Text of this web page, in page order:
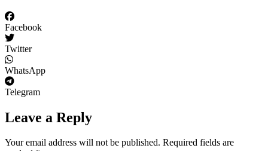
Facebook
Twitter
WhatsApp
Telegram
Leave a Reply
Your email address will not be published. Required fields are